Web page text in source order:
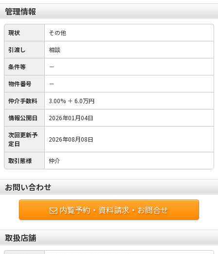
管理情報
現状 その他
引渡し 相談
条件等 －
物件番号 －
仲介手数料 3.00% ＋ 6.0万円
情報公開日 2026年01月04日
次回更新予
定日
2026年08月08日
取引態様 仲介
お問い合わせ
内覧予約・資料請求・お問合せ
取扱店舗